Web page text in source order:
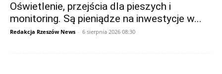
Oświetlenie, przejścia dla pieszych i
monitoring. Są pieniądze na inwestycje w...
Redakcja Rzeszów News - 6 sierpnia 2026 08:30